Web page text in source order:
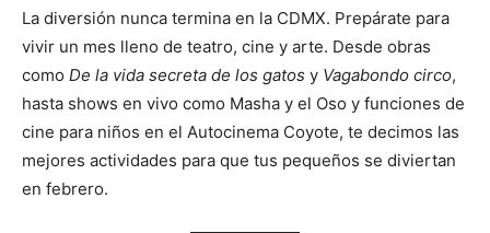
La diversión nunca termina en la CDMX. Prepárate para
vivir un mes lleno de teatro, cine y arte. Desde obras
como De la vida secreta de los gatos y Vagabondo circo,
hasta shows en vivo como Masha y el Oso y funciones de
cine para niños en el Autocinema Coyote, te decimos las
mejores actividades para que tus pequeños se diviertan
en febrero.